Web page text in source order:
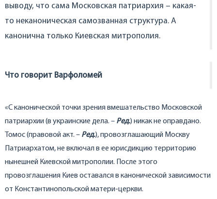
выводу, что сама Московская патриархия – какая-
то неканоническая самозванная структура. А
канонична только Киевская митрополия.
Что говорит Варфоломей
«С канонической точки зрения вмешательство Московской
патриархии (в украинские дела. – Ред.) никак не оправдано.
Томос (правовой акт. – Ред.), провозглашающий Москву
Патриархатом, не включал в ее юрисдикцию территорию
нынешней Киевской митрополии. После этого
провозглашения Киев оставался в канонической зависимости
от Константинопольской матери-церкви.